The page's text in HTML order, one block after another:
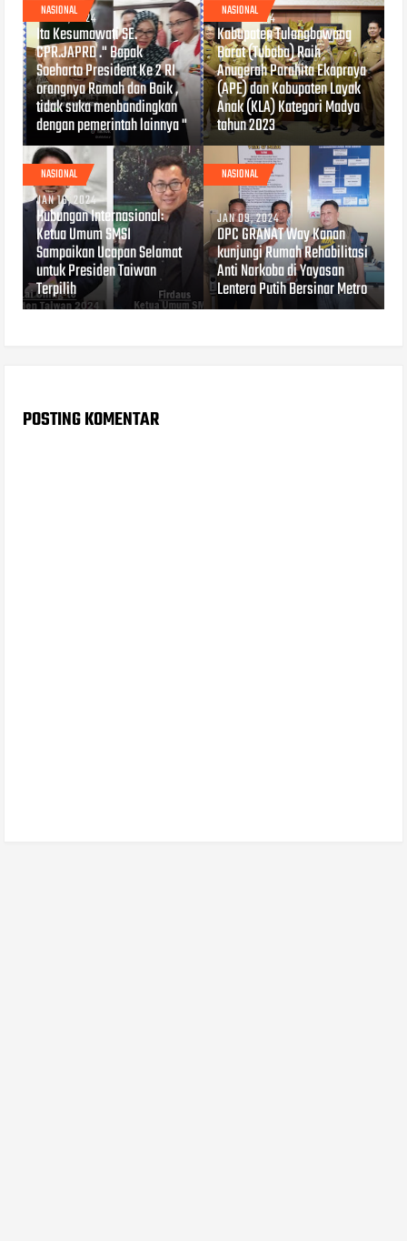
NASIONAL
FEB 03, 2024
Ita Kesumawati SE.
CPR.JAPRD ." Bapak
Soeharto President Ke 2 RI
orangnya Ramah dan Baik ,
tidak suka menbandingkan
dengan pemerintah lainnya "
NASIONAL
JAN 17, 2024
Kabupaten Tulangbawang
Barat (Tubaba) Raih
Anugerah Parahita Ekapraya
(APE) dan Kabupaten Layak
Anak (KLA) Kategori Madya
tahun 2023
NASIONAL
JAN 16, 2024
Hubungan Internasional:
Ketua Umum SMSI
Sampaikan Ucapan Selamat
untuk Presiden Taiwan
Terpilih
NASIONAL
JAN 09, 2024
DPC GRANAT Way Kanan
kunjungi Rumah Rehabilitasi
Anti Narkoba di Yayasan
Lentera Putih Bersinar Metro
POSTING KOMENTAR